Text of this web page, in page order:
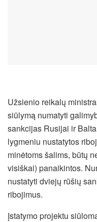
Užsienio reikalų
siūlymą numatyti
sankcijas Rusijai ir
lygmeniu nustatytos
minėtoms šalims, būtų
visiškai) panaikintos.
nustatyti dviejų rūšių
ribojimus.
Įstatymo projektu